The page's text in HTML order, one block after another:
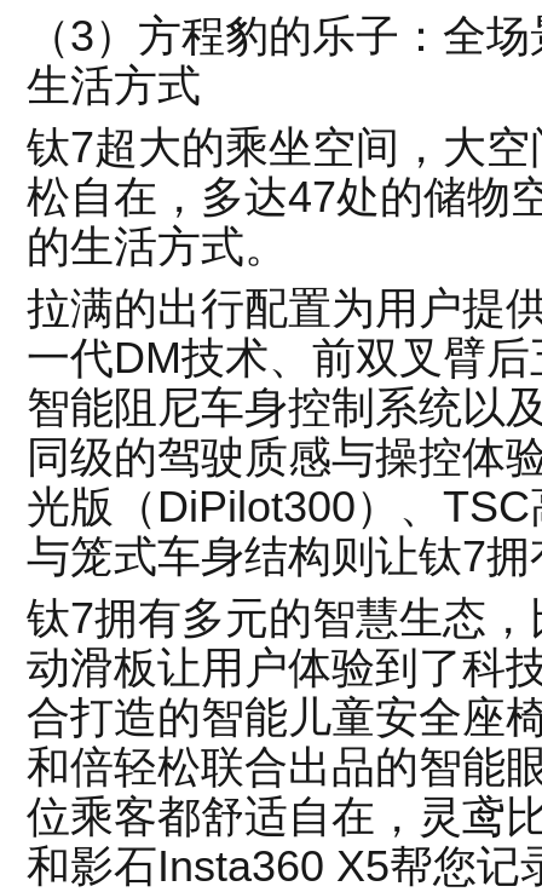
（3）方程豹的乐子：全
生活方式
钛7超大的乘坐空间，大
松自在，多达47处的储物
的生活方式。
拉满的出行配置为用户提
一代DM技术、前双叉臂
智能阻尼车身控制系统以
同级的驾驶质感与操控体
光版（DiPilot300）、
与笼式车身结构则让钛7
钛7拥有多元的智慧生态
动滑板让用户体验到了科
合打造的智能儿童安全座
和倍轻松联合出品的智能
位乘客都舒适自在，灵鸢
和影石Insta360 X5帮您记